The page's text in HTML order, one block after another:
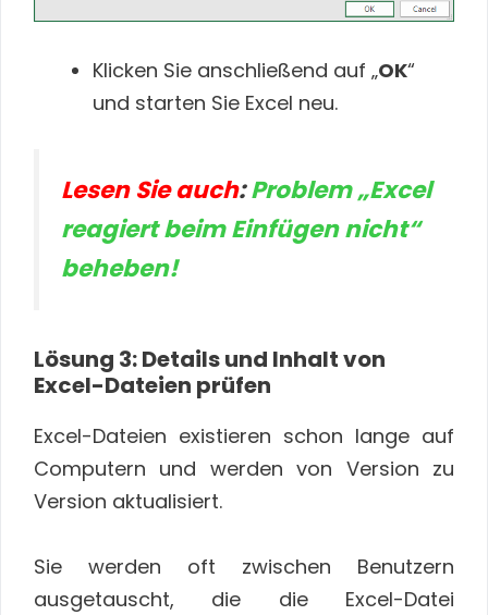
Klicken Sie anschließend auf „OK“
und starten Sie Excel neu.
Lesen Sie auch:Problem „Excel
reagiert beim Einfügen nicht“
beheben!
Lösung 3: Details und Inhalt von
Excel-Dateien prüfen
Excel-Dateien existieren schon lange auf
Computern und werden von Version zu
Version aktualisiert.
Sie werden oft zwischen Benutzern
ausgetauscht, die die Excel-Datei